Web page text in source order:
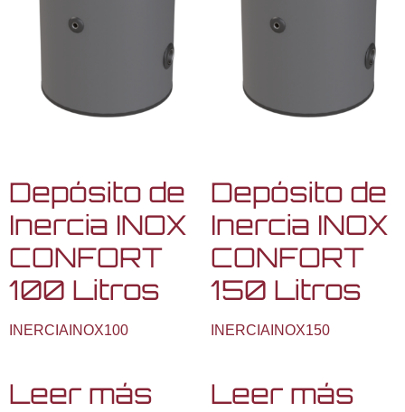
Depósito de
Inercia INOX
CONFORT
100 Litros
INERCIAINOX100
Leer más
Depósito de
Inercia INOX
CONFORT
150 Litros
INERCIAINOX150
Leer más